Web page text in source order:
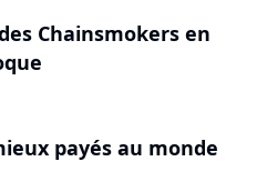
Chainsmokers en
payés au monde